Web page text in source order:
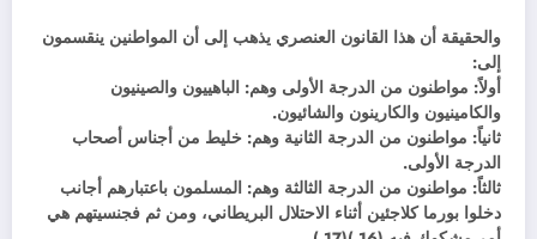
والحقيقة أن هذا القانون العنصري يذهب إلى أن المواطنين ينقسمون
إلى:
أولاً: مواطنون من الدرجة الأولى وهم: الباهييون والصينيون
والكامينيون والكارينون والشائيون.
ثانياً: مواطنون من الدرجة الثانية وهم: خليط من أجناس أصحاب
الدرجة الأولى.
ثالثاً: مواطنون من الدرجة الثالثة وهم: المسلمون باعتبارهم أجانب
دخلوا بورما كلاجئين أثناء الاحتلال البريطاني، ومن ثم فجنسيتهم هي